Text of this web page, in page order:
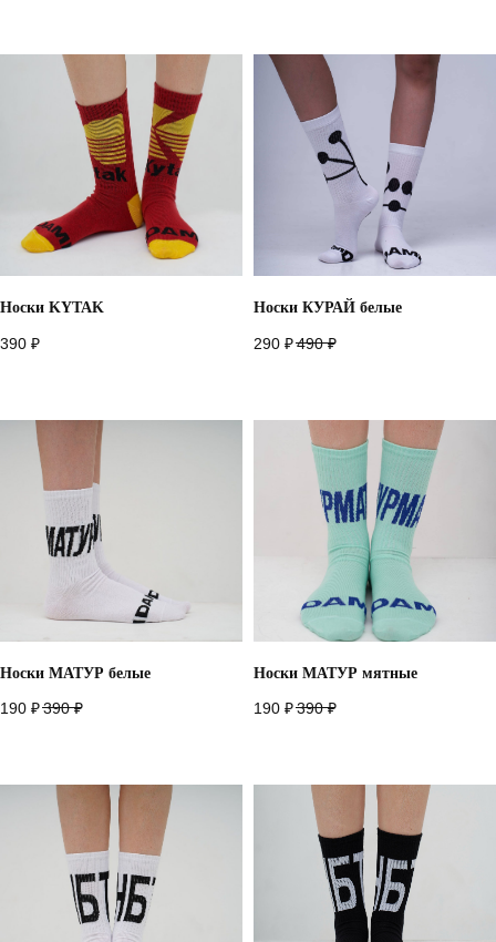
Носки KYTAK
390 ₽
Носки КУРАЙ белые
290 ₽490 ₽
Носки МАТУР белые
190 ₽390 ₽
Носки МАТУР мятные
190 ₽390 ₽